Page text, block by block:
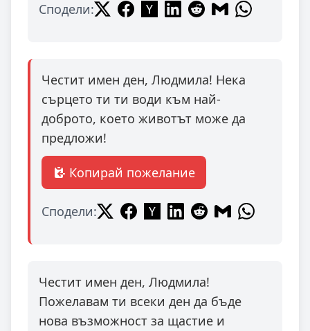
Сподели:
Честит имен ден, Людмила! Нека
сърцето ти ти води към най-
доброто, което животът може да
предложи!
Копирай пожелание
Сподели:
Честит имен ден, Людмила!
Пожелавам ти всеки ден да бъде
нова възможност за щастие и